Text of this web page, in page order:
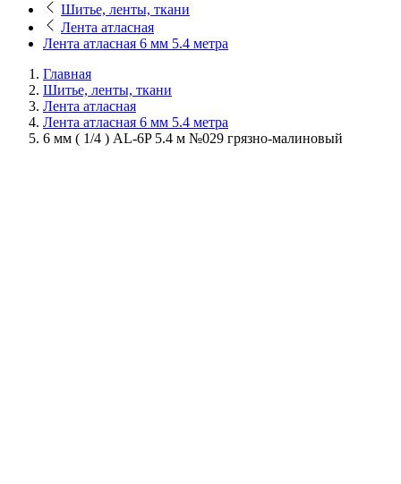
Шитье, ленты, ткани
Лента атласная
Лента атласная 6 мм 5.4 метра
Главная
Шитье, ленты, ткани
Лента атласная
Лента атласная 6 мм 5.4 метра
6 мм ( 1/4 ) AL-6P 5.4 м №029 грязно-малиновый